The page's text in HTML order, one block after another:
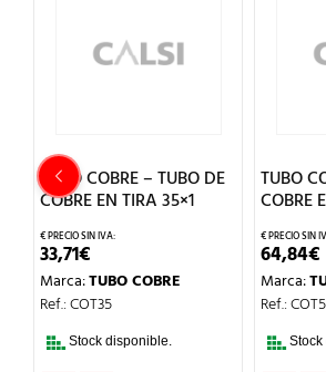
TUBO COBRE – TUBO DE
COBRE EN TIRA 35×1
33,71€
Marca:TUBO COBRE
Ref.: COT35
Stock disponible.
TUBO
COBRE
64,84€
Marca:
Ref.: